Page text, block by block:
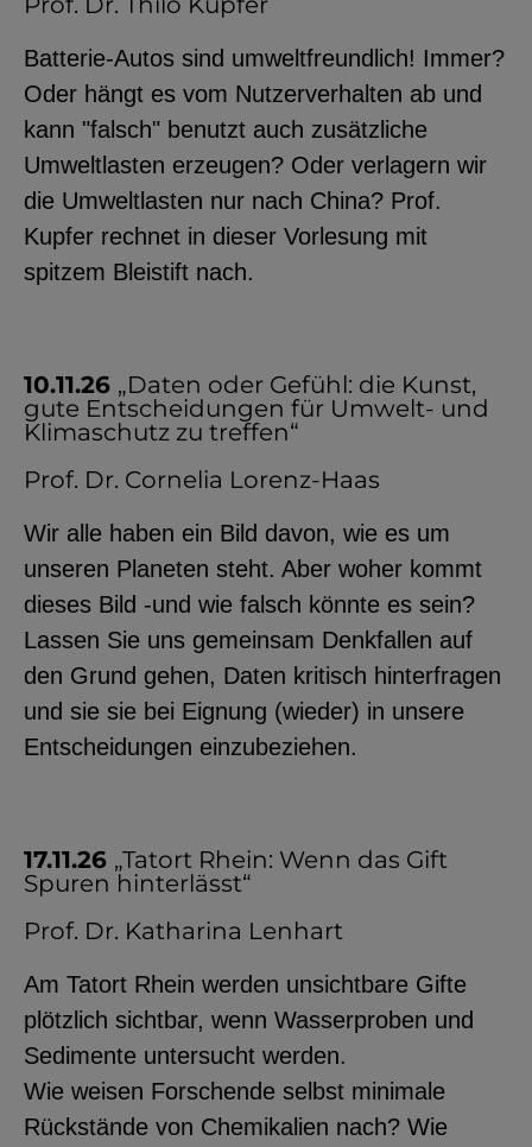
Batterie-Autos sind umweltfreundlich! Immer?
Oder hängt es vom Nutzerverhalten ab und
kann "falsch" benutzt auch zusätzliche
Umweltlasten erzeugen? Oder verlagern wir
die Umweltlasten nur nach China? Prof.
Kupfer rechnet in dieser Vorlesung mit
spitzem Bleistift nach.
10.11.26 „Daten oder Gefühl: die Kunst,
gute Entscheidungen für Umwelt- und
Klimaschutz zu treffen“
Prof. Dr. Cornelia Lorenz-Haas
Wir alle haben ein Bild davon, wie es um
unseren Planeten steht. Aber woher kommt
dieses Bild -und wie falsch könnte es sein?
Lassen Sie uns gemeinsam Denkfallen auf
den Grund gehen, Daten kritisch hinterfragen
und sie sie bei Eignung (wieder) in unsere
Entscheidungen einzubeziehen.
17.11.26 „Tatort Rhein: Wenn das Gift
Spuren hinterlässt“
Prof. Dr. Katharina Lenhart
Am Tatort Rhein werden unsichtbare Gifte
plötzlich sichtbar, wenn Wasserproben und
Sedimente untersucht werden.​
Wie weisen Forschende selbst minimale
Rückstände von Chemikalien nach? Wie